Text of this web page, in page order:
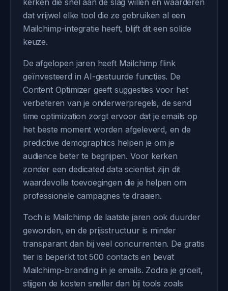
kerken die snel aan de slag willen en waarderen
dat vrijwel elke tool die ze gebruiken al een
Mailchimp-integratie heeft, blijft dit een solide
keuze.
De afgelopen jaren heeft Mailchimp flink
geïnvesteerd in AI-gestuurde functies. De
Content Optimizer geeft suggesties voor het
verbeteren van je onderwerpregels, de send
time optimization zorgt ervoor dat je emails op
het beste moment worden afgeleverd, en de
predictive demographics helpen je om je
audience beter te begrijpen. Voor kerken
zonder een dedicated data scientist zijn dit
waardevolle toevoegingen die je helpen om
professionele campagnes te draaien.
Toch is Mailchimp de laatste jaren ook duurder
geworden, en de prijsstructuur is minder
transparant dan bij veel concurrenten. De gratis
tier is beperkt tot 500 contacts en bevat
Mailchimp-branding in je emails. Zodra je groeit,
stijgen de kosten sneller dan bij tools zoals